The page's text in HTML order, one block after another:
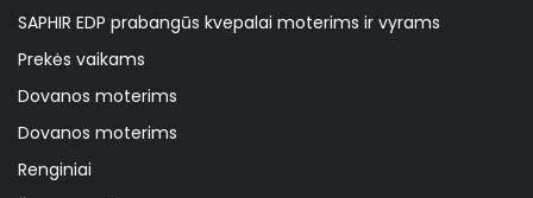
SAPHIR EDP prabangūs kvepalai moterims ir vyrams
Prekės vaikams
Dovanos moterims
Dovanos moterims
Renginiai